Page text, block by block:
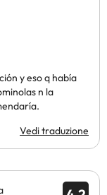
y eso q había
n la
Vedi traduzione